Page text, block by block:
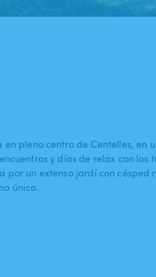
pleno centro de Centelles​,​ en
y días de relax con los
por un extenso jardí con césped
único.